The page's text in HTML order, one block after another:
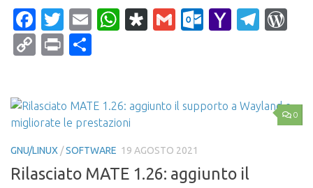
Facebook
Twitter
EmailWhatsApp
Diaspora
Gmail Yahoo
CopyPrint
0
GNU/LINUX /SOFTWARE 19 AGOSTO 2021
Rilasciato MATE 1.26: aggiunto il